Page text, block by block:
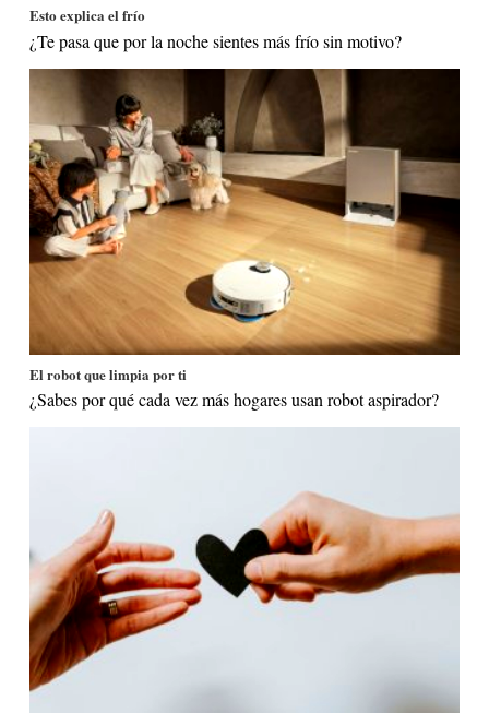
Esto explica el frío
¿Te pasa que por la noche sientes más frío sin motivo?
El robot que limpia por ti
¿Sabes por qué cada vez más hogares usan robot aspirador?